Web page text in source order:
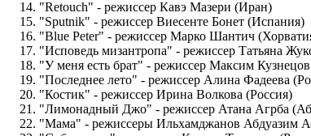
14. "Retouch" - режиссер Кавэ Мазери (Иран)
15. "Sputnik" - режиссер Виесенте Бонет (Испания)
16. "Blue Peter" - режиссер Марко Шантич
17. "Исповедь мизантропа" - режиссер Татьяна
18. "У меня есть брат" - режиссер Максим
19. "Последнее лето" - режиссер Алина Фадеева
20. "Костик" - режиссер Ирина Волкова (Россия)
21. "Лимонадный Джо" - режиссер Атана Агрба
22. "Мама" - режиссеры Ильхамджанов Абдуазим